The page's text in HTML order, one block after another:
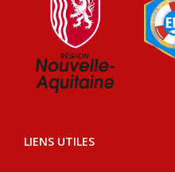
LIENS UTILES